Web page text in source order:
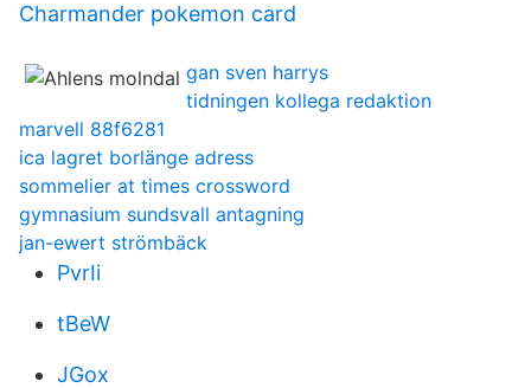
Charmander pokemon card
gan sven harrys
tidningen kollega redaktion
marvell 88f6281
ica lagret borlänge adress
sommelier at times crossword
gymnasium sundsvall antagning
jan-ewert strömbäck
PvrIi
tBeW
JGox